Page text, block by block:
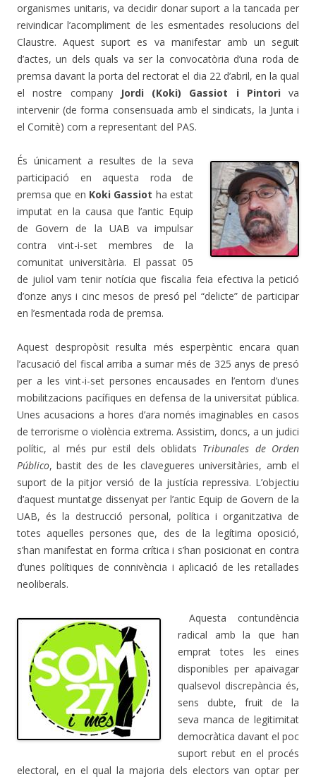
organismes unitaris, va decidir donar suport a la tancada per
reivindicar l’acompliment de les esmentades resolucions del
Claustre. Aquest suport es va manifestar amb un seguit
d’actes, un dels quals va ser la convocatòria d’una roda de
premsa davant la porta del rectorat el dia 22 d’abril, en la qual
el nostre company
Jordi (Koki) Gassiot i Pintori va
intervenir (de forma consensuada amb el sindicats, la Junta i
el Comitè) com a representant del PAS.
És únicament a resultes de la seva
participació en aquesta roda de
premsa que en Koki Gassiot ha estat
imputat en la causa que l’antic Equip
de Govern de la UAB va impulsar
contra vint-i-set membres de la
comunitat universitària. El passat 05
de juliol vam tenir notícia que fiscalia feia efectiva la petició
d’onze anys i cinc mesos de presó pel “delicte” de participar
en l’esmentada roda de premsa.
Aquest despropòsit resulta més esperpèntic encara quan
l’acusació del fiscal arriba a sumar més de 325 anys de presó
per a les vint-i-set persones encausades en l’entorn d’unes
mobilitzacions pacífiques en defensa de la universitat pública.
Unes acusacions a hores d’ara només imaginables en casos
de terrorisme o violència extrema. Assistim, doncs, a un judici
polític, al més pur estil dels oblidats Tribunales de Orden
Público, bastit des de les clavegueres universitàries, amb el
suport de la pitjor versió de la justícia repressiva. L’objectiu
d’aquest muntatge dissenyat per l’antic Equip de Govern de la
UAB, és la destrucció personal, política i organitzativa de
totes aquelles persones que, des de la legítima oposició,
s’han manifestat en forma crítica i s’han posicionat en contra
d’unes polítiques de connivència i aplicació de les retallades
neoliberals.
Aquesta contundència
radical amb la que han
emprat totes les eines
disponibles per apaivagar
qualsevol discrepància és,
sens dubte, fruit de la
seva manca de legitimitat
democràtica davant el poc
suport rebut en el procés
electoral, en el qual la majoria dels electors van optar per